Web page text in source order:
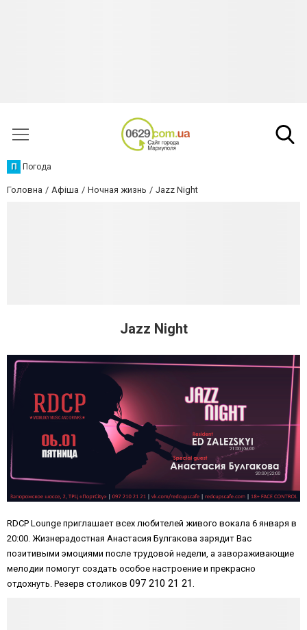
П Погода
Головна Афіша Ночная жизнь Jazz Night
Jazz Night
RDCP Lounge приглашает всех любителей живого вокала 6 января в
20:00. Жизнерадостная Анастасия Булгакова зарядит Вас
позитивыми эмоциями после трудовой недели, а завораживающие
мелодии помогут создать особое настроение и прекрасно
отдохнуть. Резерв столиков 097 210 21 21.